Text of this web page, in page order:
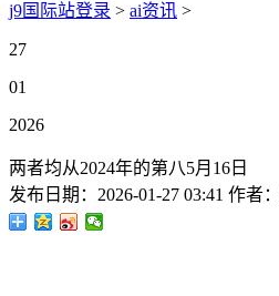
j9国际站登录 > ai资讯 >
27
01
2026
两者均从2024年的第八5月16日
发布日期： 2026-01-27 03:41 作者：